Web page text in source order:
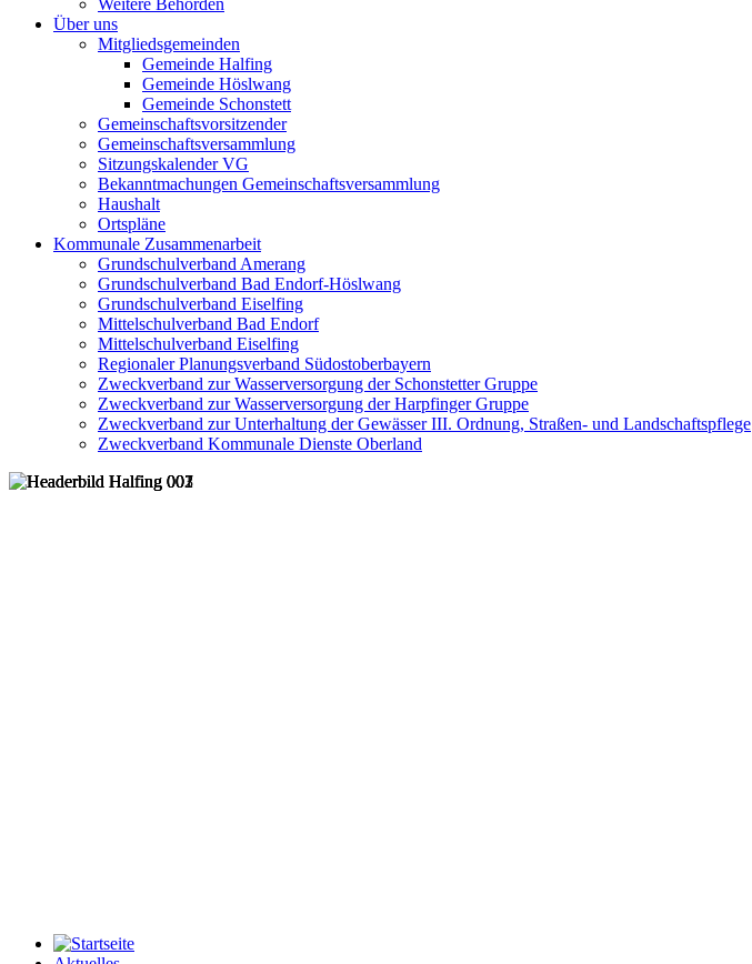
Weitere Behörden
Über uns
Mitgliedsgemeinden
Gemeinde Halfing
Gemeinde Höslwang
Gemeinde Schonstett
Gemeinschaftsvorsitzender
Gemeinschaftsversammlung
Sitzungskalender VG
Bekanntmachungen Gemeinschaftsversammlung
Haushalt
Ortspläne
Kommunale Zusammenarbeit
Grundschulverband Amerang
Grundschulverband Bad Endorf-Höslwang
Grundschulverband Eiselfing
Mittelschulverband Bad Endorf
Mittelschulverband Eiselfing
Regionaler Planungsverband Südostoberbayern
Zweckverband zur Wasserversorgung der Schonstetter Gruppe
Zweckverband zur Wasserversorgung der Harpfinger Gruppe
Zweckverband zur Unterhaltung der Gewässer III. Ordnung, Straßen- und Landschaftspflege
Zweckverband Kommunale Dienste Oberland